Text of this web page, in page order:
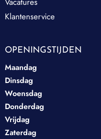
Klantenservice
OPENINGSTIJDEN
Maandag
Dinsdag
Woensdag
Donderdag
Vrijdag
Zaterdag